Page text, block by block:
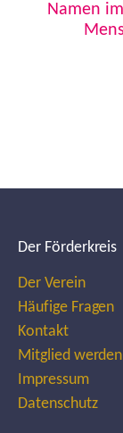
Namen
Der Förderkreis
Der Verein
Häufige Fragen
Kontakt
Mitglied werden
Impressum
Datenschutz